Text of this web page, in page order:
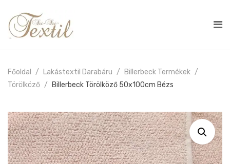
Főoldal Lakástextil Darabáru
Billerbeck Termékek
Törölköző
Billerbeck Törölköző 50x100cm Bézs